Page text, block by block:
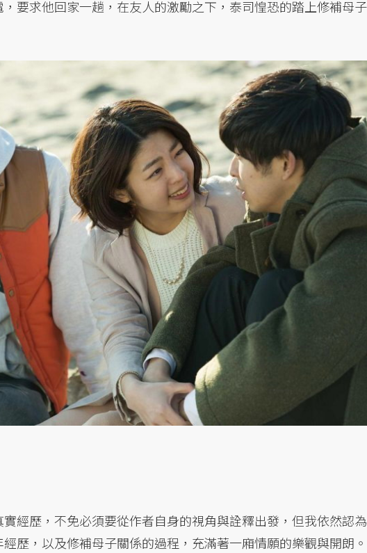
要求他回家一趟，在友人的激勵之下，泰司惶恐的踏上修補母子
經歷，不免必須要從作者自身的視角與詮釋出發，但我依然認為
歷，以及修補母子關係的過程，充滿著一廂情願的樂觀與開朗。